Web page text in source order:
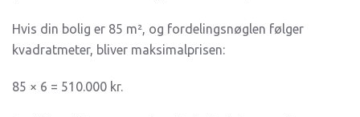
Hvis din bolig er 85 m², og fordelingsnøglen følger
kvadratmeter, bliver maksimalprisen:
85 × 6 = 510.000 kr.